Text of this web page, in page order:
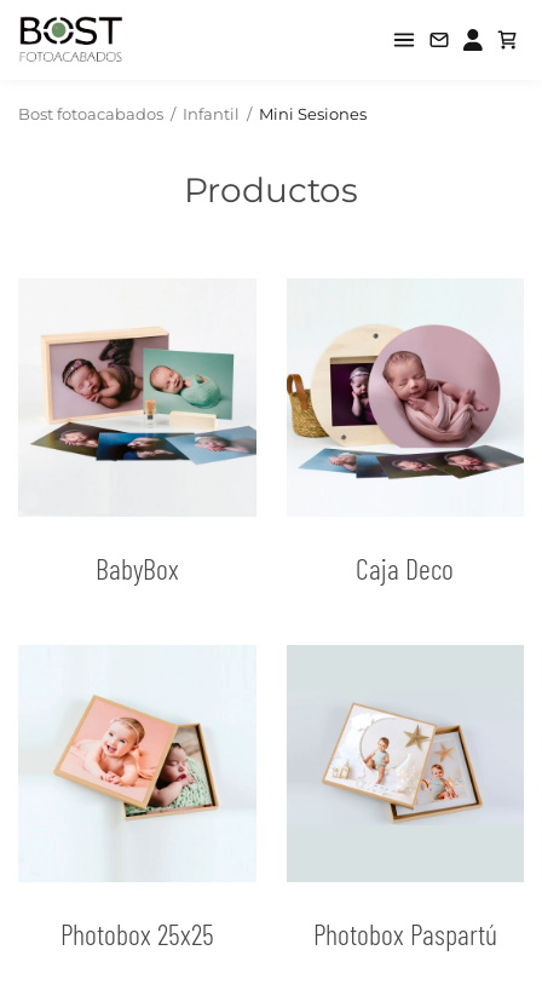
Bost fotoacabados / Infantil / Mini Sesiones
Productos
BabyBox Caja Deco
Photobox 25x25 Photobox Paspartú